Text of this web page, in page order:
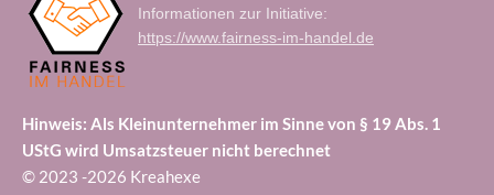
Informationen zur Initiative:
https://www.fairness-im-handel.de
Hinweis: Als Kleinunternehmer im Sinne von § 19 Abs. 1
UStG wird Umsatzsteuer nicht berechnet
© 2023 -2026 Kreahexe